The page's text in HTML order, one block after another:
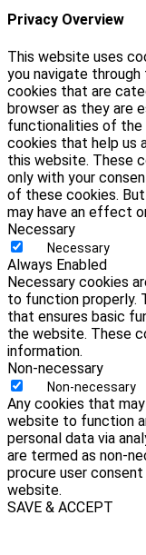
Privacy Overview
This website uses
you navigate
cookies that are
browser as they are
functionalities of the
cookies that help us
this website. These
only with your
of these cookies.
may have an effect
Necessary
Necessary
Always Enabled
Necessary cookies
to function properly.
that ensures basic
the website. These
information.
Non-necessary
Non-necessary
Any cookies that
website to function
personal data via
are termed as non-
procure user
website.
SAVE & ACCEPT